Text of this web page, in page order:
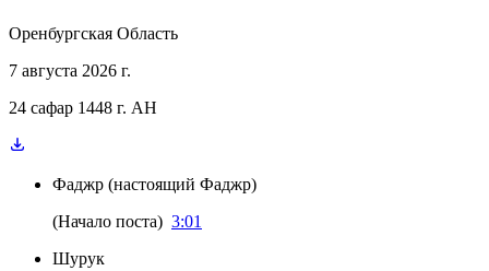
Оренбургская Область
7 августа 2026 г.
24 сафар 1448 г. AH
Фаджр (настоящий Фаджр)
(Начало поста) 3:01
Шурук